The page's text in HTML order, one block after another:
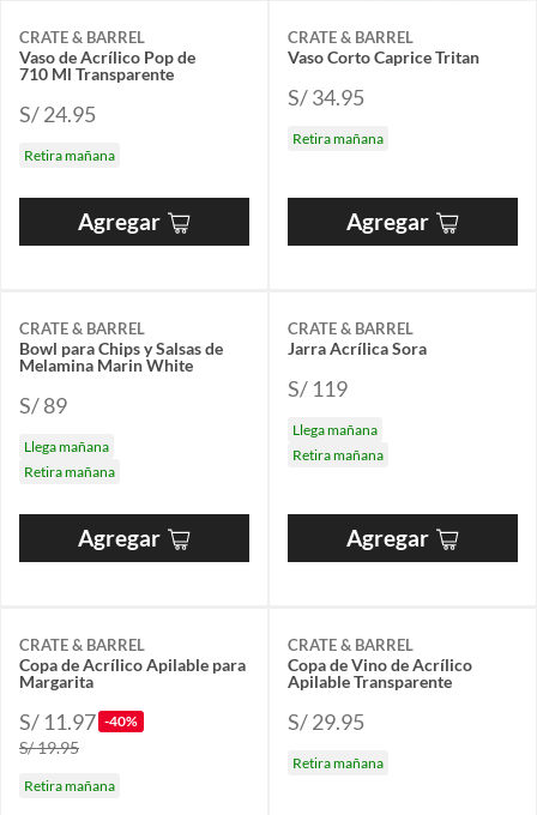
CRATE & BARREL
Vaso de Acrílico Pop de
710 Ml Transparente
S/ 24.95
Retira mañana
Agregar
CRATE & BARREL
Vaso Corto Caprice Tritan
S/ 34.95
Retira mañana
Agregar
CRATE & BARREL
Bowl para Chips y Salsas de
Melamina Marin White
S/ 89
Llega mañana
Retira mañana
Agregar
CRATE & BARREL
Jarra Acrílica Sora
S/ 119
Llega mañana
Retira mañana
Agregar
CRATE & BARREL
Copa de Acrílico Apilable para
Margarita
S/ 11.97 -40%
S/ 19.95
Retira mañana
CRATE & BARREL
Copa de Vino de Acrílico
Apilable Transparente
S/ 29.95
Retira mañana